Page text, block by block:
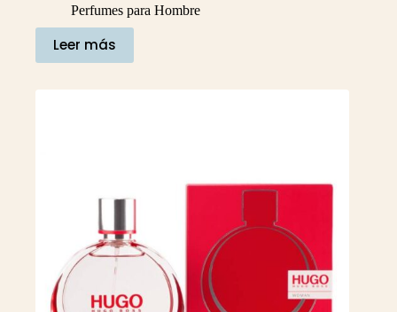
Perfumes para Hombre
Leer más